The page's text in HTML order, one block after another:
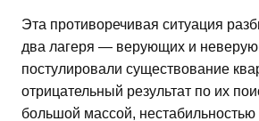
Эта противоречивая ситуация
два лагеря — верующих и
постулировали существование
отрицательный результат по их
большой массой, нестабильностью